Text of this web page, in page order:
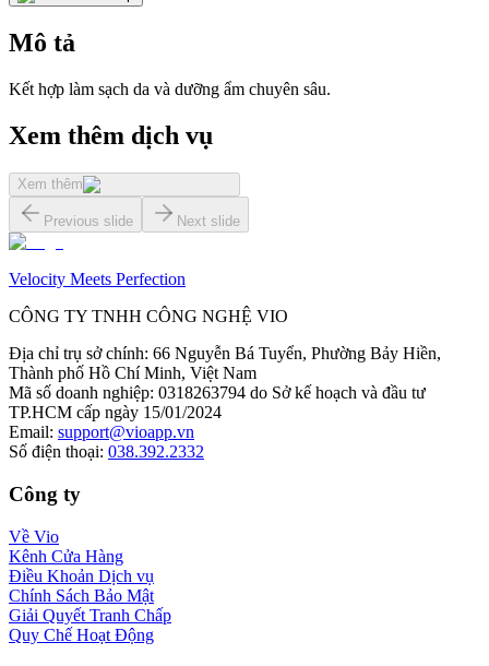
Mô tả
Kết hợp làm sạch da và dưỡng ẩm chuyên sâu.
Xem thêm dịch vụ
Xem thêm
Previous slide Next slide
Velocity Meets Perfection
CÔNG TY TNHH CÔNG NGHỆ VIO
Địa chỉ trụ sở chính: 66 Nguyễn Bá Tuyển, Phường Bảy Hiền,
Thành phố Hồ Chí Minh, Việt Nam
Mã số doanh nghiệp: 0318263794 do Sở kế hoạch và đầu tư
TP.HCM cấp ngày 15/01/2024
Email: support@vioapp.vn
Số điện thoại: 038.392.2332
Công ty
Về Vio
Kênh Cửa Hàng
Điều Khoản Dịch vụ
Chính Sách Bảo Mật
Giải Quyết Tranh Chấp
Quy Chế Hoạt Động